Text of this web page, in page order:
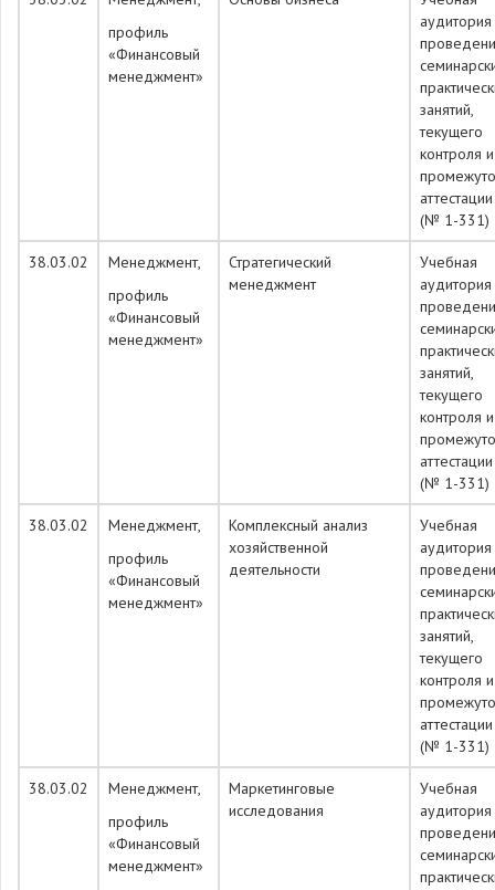
профиль
«Финансовый
менеджмент»
занятий,
текущего
контроля и
аттестации
(№ 1-331)
38.03.02
Менеджмент,
профиль
«Финансовый
менеджмент»
Стратегический
менеджмент
Учебная
занятий,
текущего
контроля и
аттестации
(№ 1-331)
38.03.02
Менеджмент,
профиль
«Финансовый
менеджмент»
Комплексный анализ
хозяйственной
деятельности
Учебная
занятий,
текущего
контроля и
аттестации
(№ 1-331)
38.03.02
Менеджмент,
профиль
«Финансовый
менеджмент»
Маркетинговые
исследования
Учебная